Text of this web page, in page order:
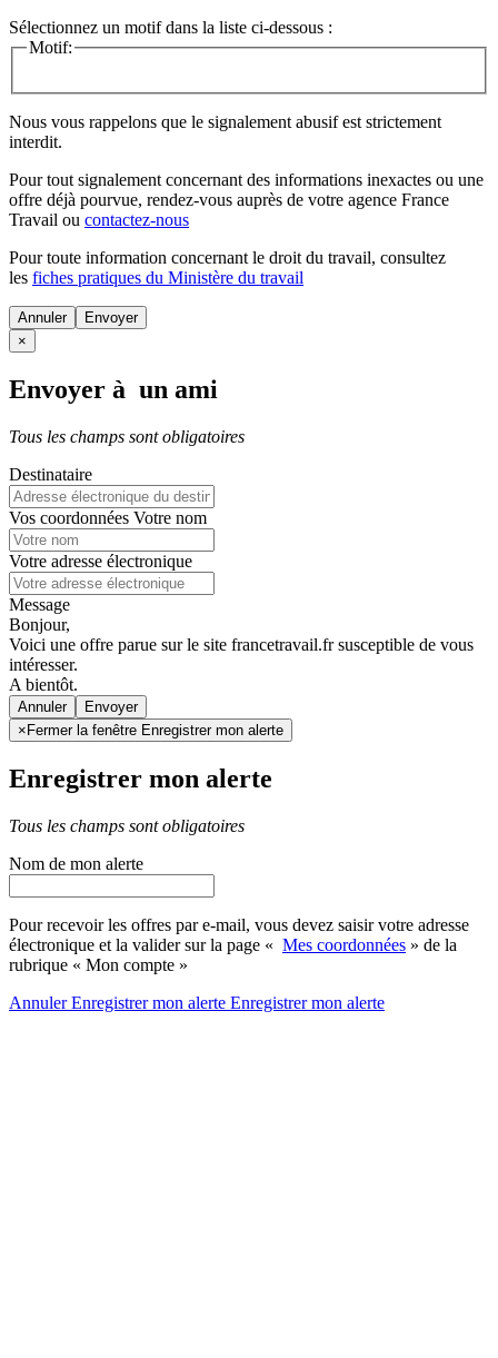
Sélectionnez un motif dans la liste ci-dessous :
Motif:
Nous vous rappelons que le signalement abusif est strictement
interdit.
Pour tout signalement concernant des informations inexactes ou une
offre déjà pourvue, rendez-vous auprès de votre agence France
Travail ou contactez-nous
Pour toute information concernant le droit du travail, consultez
les fiches pratiques du Ministère du travail
Annuler
×
Envoyer à un ami
Tous les champs sont obligatoires
Destinataire
Vos coordonnées Votre nom
Votre adresse électronique
Message
Bonjour,
Voici une offre parue sur le site francetravail.fr susceptible de vous
intéresser.
A bientôt.
Annuler
× Fermer la fenêtre Enregistrer mon alerte
Enregistrer mon alerte
Tous les champs sont obligatoires
Nom de mon alerte
Pour recevoir les offres par e-mail, vous devez saisir votre adresse
électronique et la valider sur la page « Mes coordonnées » de la
rubrique « Mon compte »
AnnulerEnregistrer mon alerte Enregistrermon alerte